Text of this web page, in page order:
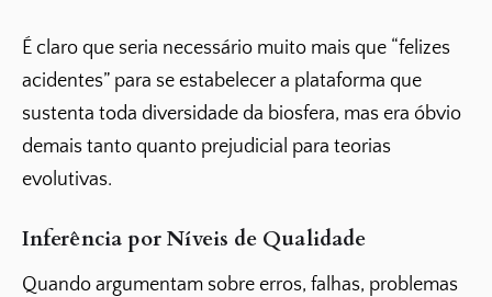
É claro que seria necessário muito mais que “felizes
acidentes” para se estabelecer a plataforma que
sustenta toda diversidade da biosfera, mas era óbvio
demais tanto quanto prejudicial para teorias
evolutivas.
Inferência por Níveis de Qualidade
Quando argumentam sobre erros, falhas, problemas